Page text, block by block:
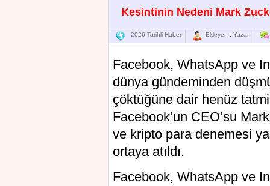
Kesintinin Nedeni Mark
2026 Tarihli Haber Ekleyen : Yazar
Facebook, WhatsApp ve
dünya gündeminden
çöktüğüne dair henüz
Facebook’un CEO’su
ve kripto para denemesi
ortaya atıldı.
Facebook, WhatsApp ve